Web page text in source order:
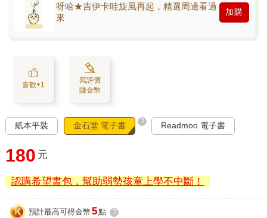
呀哈★吉伊卡哇旋風再起，精選周邊看過
來
加購
喜歡+1
寫評價
賺金幣
紙本平裝 金石堂 電子書 ? Readmoo 電子書
180 元
認購希望書包，幫助弱勢孩童上學不中斷！
預計最高可得金幣 5點 ?